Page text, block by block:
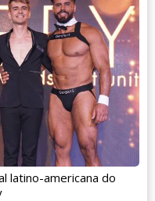
latino-americana do